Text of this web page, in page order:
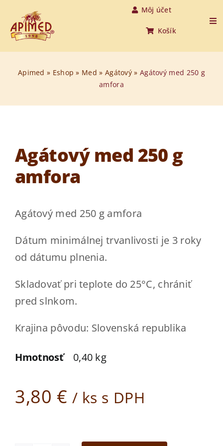
content
Môj účet
Košík
Kontakt
ESHOP
Apimed » Eshop » Med » Agátový » Agátový med 250 g
amfora
Agátový med 250 g
amfora
Agátový med 250 g amfora
Dátum minimálnej trvanlivosti je 3 roky
od dátumu plnenia.
Skladovať pri teplote do 25°C, chrániť
pred slnkom.
Krajina pôvodu: Slovenská republika
Hmotnosť 0,40 kg
3,80 € / ks s DPH